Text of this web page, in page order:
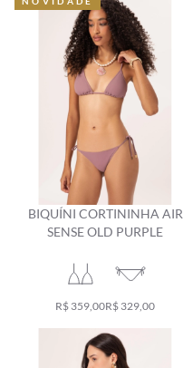
BIQUÍNI CORTININHA AIR
SENSE OLD PURPLE
R$ 359,00R$ 329,00